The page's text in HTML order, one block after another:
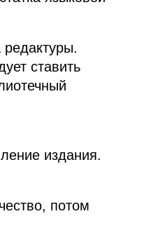
редактуры.
ставить
издания.
потом